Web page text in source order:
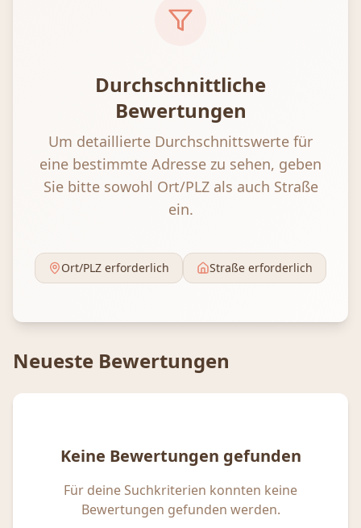
Durchschnittliche
Bewertungen
Um detaillierte Durchschnittswerte für
eine bestimmte Adresse zu sehen, geben
Sie bitte sowohl Ort/PLZ als auch Straße
ein.
Ort/PLZ erforderlich Straße erforderlich
Neueste Bewertungen
Keine Bewertungen gefunden
Für deine Suchkriterien konnten keine
Bewertungen gefunden werden.